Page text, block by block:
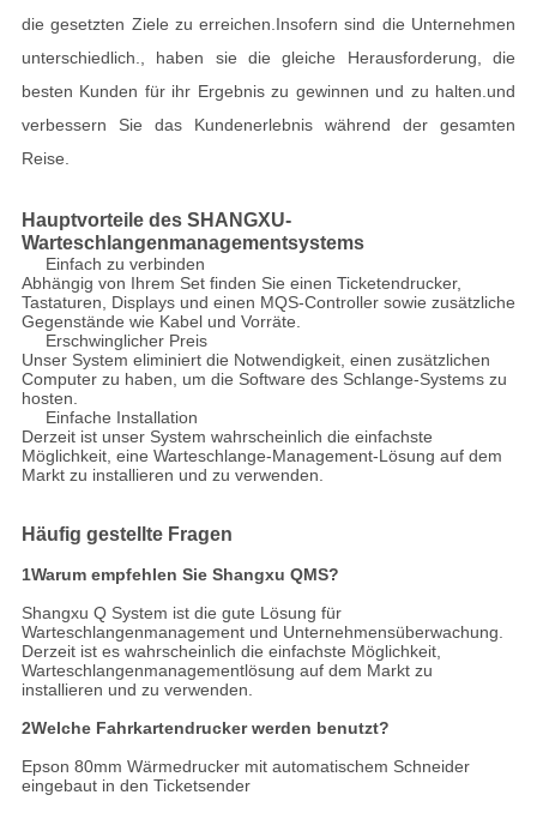
die gesetzten Ziele zu erreichen.Insofern sind die Unternehmen
unterschiedlich., haben sie die gleiche Herausforderung, die
besten Kunden für ihr Ergebnis zu gewinnen und zu halten.und
verbessern Sie das Kundenerlebnis während der gesamten
Reise.
Hauptvorteile des SHANGXU-
Warteschlangenmanagementsystems
Einfach zu verbinden
Abhängig von Ihrem Set finden Sie einen Ticketendrucker,
Tastaturen, Displays und einen MQS-Controller sowie zusätzliche
Gegenstände wie Kabel und Vorräte.
Erschwinglicher Preis
Unser System eliminiert die Notwendigkeit, einen zusätzlichen
Computer zu haben, um die Software des Schlange-Systems zu
hosten.
Einfache Installation
Derzeit ist unser System wahrscheinlich die einfachste
Möglichkeit, eine Warteschlange-Management-Lösung auf dem
Markt zu installieren und zu verwenden.
Häufig gestellte Fragen
1Warum empfehlen Sie Shangxu QMS?
Shangxu Q System ist die gute Lösung für
Warteschlangenmanagement und Unternehmensüberwachung.
Derzeit ist es wahrscheinlich die einfachste Möglichkeit,
Warteschlangenmanagementlösung auf dem Markt zu
installieren und zu verwenden.
2Welche Fahrkartendrucker werden benutzt?
Epson 80mm Wärmedrucker mit automatischem Schneider
eingebaut in den Ticketsender